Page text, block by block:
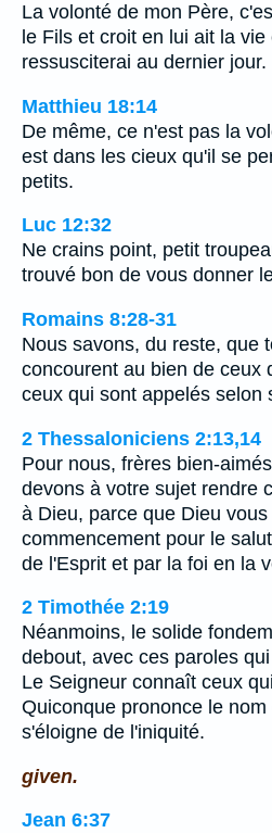
La volonté de mon Père,
le Fils et croit en lui ait la
ressusciterai au dernier jour.
Matthieu 18:14
De même, ce n'est pas la
est dans les cieux qu'il se
petits.
Luc 12:32
Ne crains point, petit
trouvé bon de vous donner
Romains 8:28-31
Nous savons, du reste, que
concourent au bien de ceux
ceux qui sont appelés
2 Thessaloniciens 2:13,14
Pour nous, frères bien-
devons à votre sujet rendre
à Dieu, parce que Dieu
commencement pour le
de l'Esprit et par la foi en la
2 Timothée 2:19
Néanmoins, le solide
debout, avec ces paroles
Le Seigneur connaît ceux
Quiconque prononce le nom
s'éloigne de l'iniquité.
given.
Jean 6:37